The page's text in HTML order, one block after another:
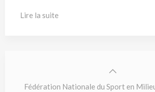
Lire la suite
Fédération Nationale du Sport en